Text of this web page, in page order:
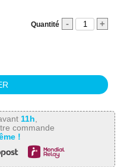
Quantité - +
11h
commande
!